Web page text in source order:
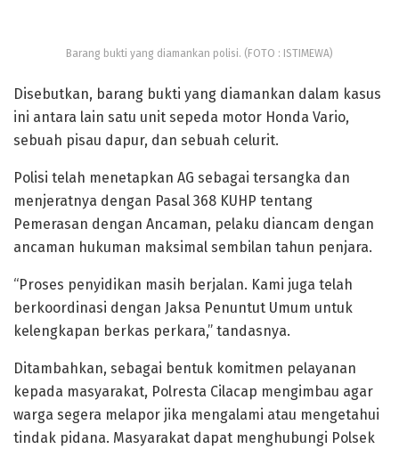
Barang bukti yang diamankan polisi. (FOTO : ISTIMEWA)
Disebutkan, barang bukti yang diamankan dalam kasus
ini antara lain satu unit sepeda motor Honda Vario,
sebuah pisau dapur, dan sebuah celurit.
Polisi telah menetapkan AG sebagai tersangka dan
menjeratnya dengan Pasal 368 KUHP tentang
Pemerasan dengan Ancaman, pelaku diancam dengan
ancaman hukuman maksimal sembilan tahun penjara.
“Proses penyidikan masih berjalan. Kami juga telah
berkoordinasi dengan Jaksa Penuntut Umum untuk
kelengkapan berkas perkara,” tandasnya.
Ditambahkan, sebagai bentuk komitmen pelayanan
kepada masyarakat, Polresta Cilacap mengimbau agar
warga segera melapor jika mengalami atau mengetahui
tindak pidana. Masyarakat dapat menghubungi Polsek